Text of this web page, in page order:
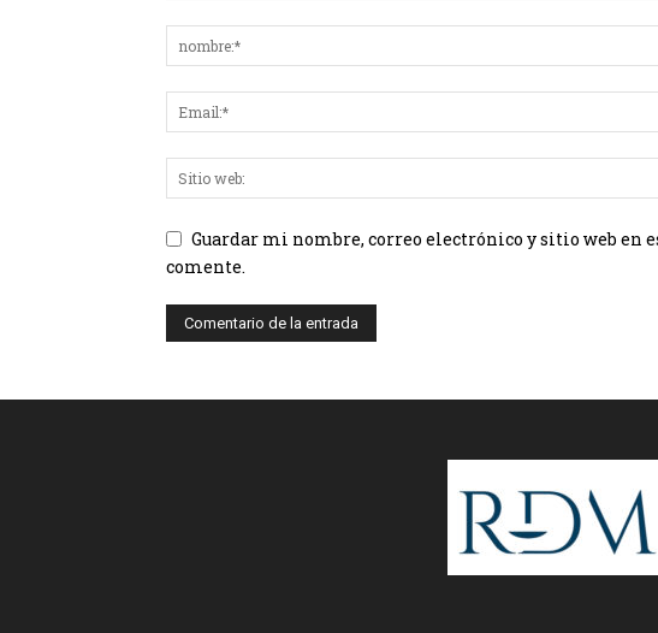
Guardar mi nombre, correo electrónico y sitio web en
comente.